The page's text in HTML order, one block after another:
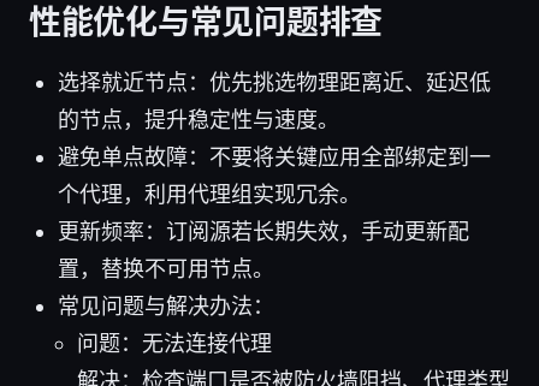
性能优化与常见问题排查
选择就近节点：优先挑选物理距离近、延迟低
的节点，提升稳定性与速度。
避免单点故障：不要将关键应用全部绑定到一
个代理，利用代理组实现冗余。
更新频率：订阅源若长期失效，手动更新配
置，替换不可用节点。
常见问题与解决办法：
问题：无法连接代理
解决：检查端口是否被防火墙阻挡、代理类型